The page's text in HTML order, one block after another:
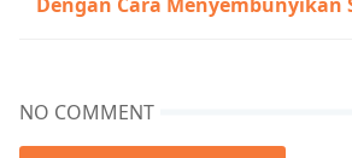
NO COMMENT